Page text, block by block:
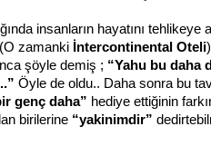
insanların hayatını
zamanki İntercontinental Oteli
şöyle demiş ; “Yahu bu daha
Öyle de oldu.. Daha sonra bu
genç daha” hediye ettiğinin
birilerine “yakinimdir”